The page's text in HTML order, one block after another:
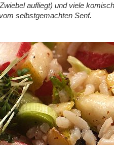
aufliegt) und viele
selbstgemachten Senf.